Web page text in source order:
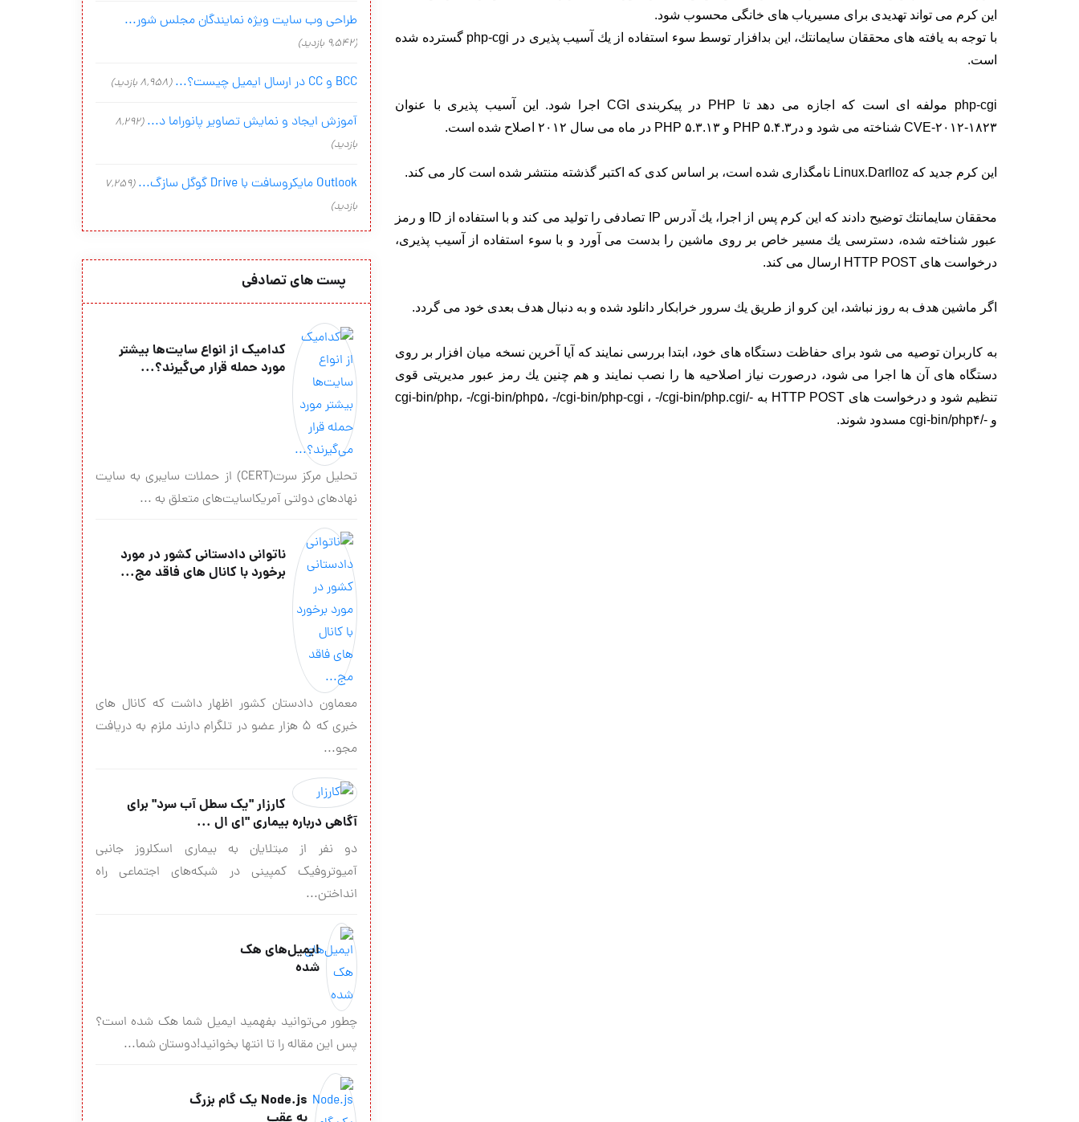
این كرم می تواند تهدیدی برای مسیریاب های خانگی محسوب شود.
با توجه به یافته های محققان سایمانتك، این بدافزار توسط سوء استفاده از یك آسیب پذیری در php-cgi گسترده شده
است.
php-cgi مولفه ای است كه اجازه می دهد تا PHP در پیكربندی CGI اجرا شود. این آسیب پذیری با عنوان
CVE-۲۰۱۲-۱۸۲۳ شناخته می شود و درPHP ۵.۴.۳ و PHP ۵.۳.۱۳ در ماه می سال ۲۰۱۲ اصلاح شده است.
این كرم جدید كه Linux.Darlloz نامگذاری شده است، بر اساس كدی كه اكتبر گذشته منتشر شده است كار می كند.
محققان سایمانتك توضیح دادند كه این كرم پس از اجرا، یك آدرس IP تصادفی را تولید می كند و با استفاده از ID و رمز
عبور شناخته شده، دسترسی یك مسیر خاص بر روی ماشین را بدست می آورد و با سوء استفاده از آسیب پذیری،
درخواست های HTTP POST ارسال می كند.
اگر ماشین هدف به روز نباشد، این كرو از طریق یك سرور خرابكار دانلود شده و به دنبال هدف بعدی خود می گردد.
به كاربران توصیه می شود برای حفاظت دستگاه های خود، ابتدا بررسی نمایند كه آیا آخرین نسخه میان افزار بر روی
دستگاه های آن ها اجرا می شود، درصورت نیاز اصلاحیه ها را نصب نمایند و هم چنین یك رمز عبور مدیریتی قوی
تنظیم شود و درخواست های HTTP POST به -/cgi-bin/php، -/cgi-bin/php۵، -/cgi-bin/php-cgi ، -/cgi-bin/php.cgi
و -/cgi-bin/php۴ مسدود شوند.
طراحی وب سایت ویژه نمایندگان مجلس شور...
(9,542 بازدید)
BCC و CC در ارسال ایمیل چیست؟... (8,958 بازدید)
آموزش ایجاد و نمایش تصاویر پانوراما د... (8,292
بازدید)
Outlook مایکروسافت با Drive گوگل سازگ...
(7,259
بازدید)
پست های تصادفی
کدامیک از انواع سایت‌ها بیشتر
مورد حمله قرار می‌گیرند؟...
تحلیل مرکز سرت(CERT) از حملات سایبری به سایت
نهادهای دولتی آمریکاسایت‌های متعلق به ...
ناتوانی دادستانی کشور در مورد
برخورد با کانال های فاقد مج...
معماون دادستان کشور اظهار داشت که کانال های
خبری که 5 هزار عضو در تلگرام دارند ملزم به دریافت
مجو...
کارزار "یک سطل آب سرد" برای
آگاهی درباره بیماری "ای‌ ال ‌...
دو نفر از مبتلایان به بیماری اسکلروز جانبی
آمیوتروفیک کمپینی در شبکه‌های اجتماعی راه
انداختن...
ایمیل‌های هك
شده
چطور می‌توانید بفهمید ایمیل شما هک شده است؟
پس این مقاله را تا انتها بخوانید!دوستان شما...
Node.js یک گام بزرگ